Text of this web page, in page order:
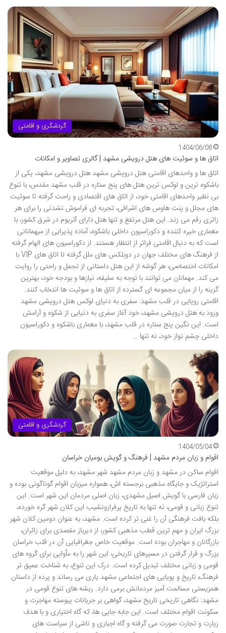
گردشگری و اقامتی
1404/06/08
اتاق ها و سوئیت های هتل درویشی مشهد | گالری تصاویر و امکانات
اتاق ها و واحدهای اقامتی هتل درویشی مشهد هتل درویشی مشهد، یکی از
باشکوه ترین و لوکس ترین هتل های پنج ستاره در قلب مشهد مقدس، با تنوع
بی نظیر واحدهای اقامتی خود، از اتاق های اقتصادی و راحت گرفته تا سوئیت
های مجلل و پنت هاوس های اشرافی، تجربه ای فراموش نشدنی را برای هر
زائری رقم می زند. این هتل مرتفع و تنها هتل دارای آتریوم در شرق کشور، با
معماری خیره کننده و دکوراسیون داخلی باشکوه، آماده پذیرایی از میهمانانی
است که به دنبال اقامتی فراتر از انتظار هستند. از دکوراسیون های الهام گرفته
از فرهنگ های مختلف جهان در دوبلکس های ملل گرفته تا اتاق های VIP با
امکانات اختصاصی، هر گوشه از این هتل داستانی از تجمل و راحتی را روایت
می کند. مهمانان می توانند با توجه به سلیقه، نیازها و بودجه خود، بهترین
گزینه را از میان مجموعه ای گسترده از اتاق ها و سوئیت ها انتخاب کنند.
اقامتی رویایی در قلب مشهد: سفری به دنیای لوکس هتل درویشی مشهد
ورود به هتل درویشی مشهد، خود آغاز سفری به دنیایی از شکوه و آرامش
است. این نگین پنج ستاره در قلب مشهد، با معماری باشکوه و دکوراسیون
داخلی چشم نواز خود، نه تنها …
گردشگری و اقامتی
1404/05/04
اقوام و زبان مردم مشهد | فرهنگ و گویش بومیان خراسان
اقوام ساکن در مشهد و زبان مردم مشهد شهر مشهد، به دلیل موقعیت
استراتژیک و جایگاه مذهبی برجسته اش، همواره میزبان اقوام گوناگونی بوده و
زبان فارسی با گویش اصیل مشهدی، زبان اصلی مردمان این شهر است. این
تنوع زبانی و قومی، نه تنها به تاریخ پرفرازونشیب این کلان شهر گره خورده،
بلکه بافت فرهنگی آن را غنی تر کرده است. مشهد، به عنوان دومین کلان شهر
بزرگ ایران و مهم ترین قطب مذهبی کشور، از دیرباز مقصدی برای زائران،
بازرگانان و مهاجران بوده است. موقعیت خاص جغرافیایی آن در قلب خراسان
بزرگ و قرار گرفتن در مسیرهای تاریخی، این شهر را به مأوایی برای گروه های
قومی و زبانی مختلف تبدیل کرده است. درک این تنوع، به شناخت عمیق تر
فرهنگ، تاریخ و پویایی های اجتماعی مشهد یاری می رساند و پرده از داستان
همزیستی مسالمت آمیز مردمانش برمی دارد. ریشه های تنوع قومی در
مشهد: نگاهی تاریخی تاریخ مشهد، گواهی بر جریانات پیوسته مهاجرت و
سکونت اقوام مختلف است. این جابه جایی ها، که گاه اختیاری و با هدف
زیارت و تجارت صورت می گرفته و گاه اجباری و ناشی از سیاست های